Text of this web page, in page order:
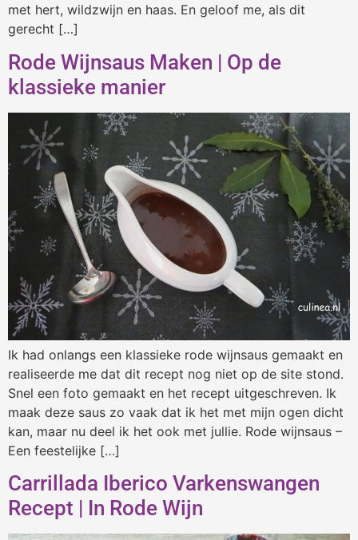
met hert, wildzwijn en haas. En geloof me, als dit
gerecht […]
Rode Wijnsaus Maken | Op de
klassieke manier
Ik had onlangs een klassieke rode wijnsaus gemaakt en
realiseerde me dat dit recept nog niet op de site stond.
Snel een foto gemaakt en het recept uitgeschreven. Ik
maak deze saus zo vaak dat ik het met mijn ogen dicht
kan, maar nu deel ik het ook met jullie. Rode wijnsaus –
Een feestelijke […]
Carrillada Iberico Varkenswangen
Recept | In Rode Wijn